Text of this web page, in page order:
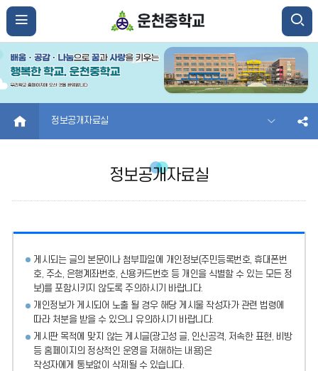
HOME 정보공개자료실
정보공개자료실
게시되는 글의 본문이나 첨부파일에
개인정보(주민등록번호, 휴대폰번
호, 주소, 은행계좌번호, 신용카드번호 등 개인을 식별할 수 있는 모든 정
보)를 포함시키지 않도록 주의하시기 바랍니다.
개인정보가 게시되어 노출 될 경우 해당 게시물 작성자가 관련 법령에
따라 처분을 받을 수 있으니 유의하시기 바랍니다.
게시판 목적에 맞지 않는 게시글(광고성 글, 인신공격, 저속한 표현, 비방
등 홈페이지의 정상적인 운영을 저해하는 내용)은
작성자에게 통보없이 삭제될 수 있습니다.